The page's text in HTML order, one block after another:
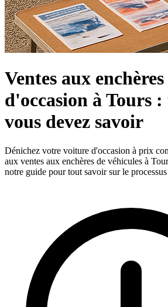
Ventes aux
d'occasion à Tours
vous devez savoir
Dénichez votre voiture d'occasion à prix
aux ventes aux enchères de véhicules à
notre guide pour tout savoir sur le